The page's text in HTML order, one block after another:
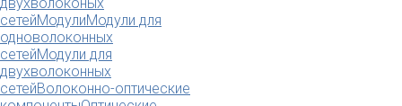
сетейМодулиМодули для
одноволоконных
сетейМодули для
двухволоконных
сетейВолоконно-оптические